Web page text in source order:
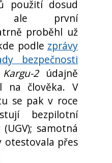
použití dosud
ale první
proběhl už
podle zprávy
bezpečnosti
Kargu-2údajně
na člověka. V
se pak v roce
bezpilotní
samotná
otestovala přes